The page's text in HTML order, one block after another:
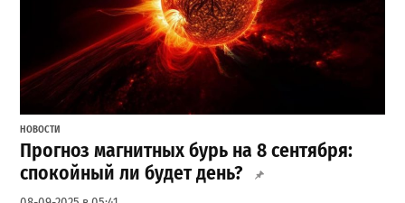
НОВОСТИ
Прогноз магнитных бурь на 8 сентября:
спокойный ли будет день?